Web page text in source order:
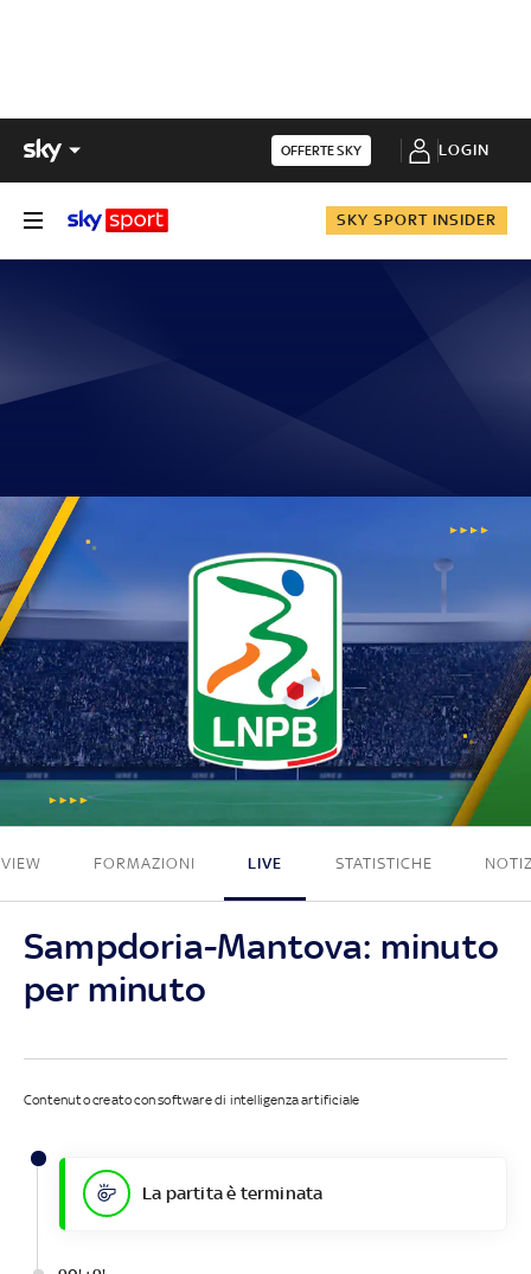
OFFERTE SKY LOGIN
SKY SPORT INSIDER
0 - 1
FORMAZIONI LIVE STATISTICHE
Sampdoria-Mantova: minuto
per minuto
Contenuto creato con software di intelligenza artificiale
La partita è terminata